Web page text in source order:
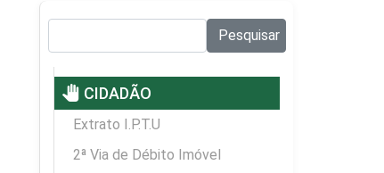
Pesquisar
pan_tool CIDADÃO
Extrato I.P.T.U
2ª Via de Débito Imóvel